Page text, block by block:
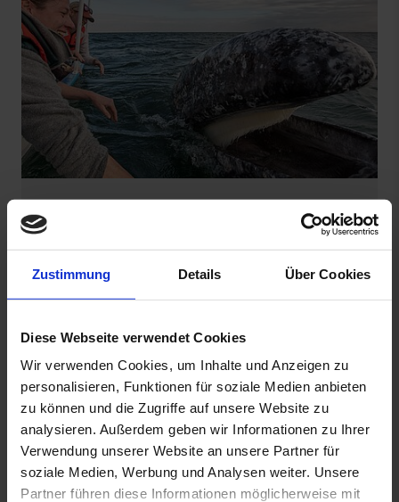
Zustimmung Details Über Cookies
Diese Webseite verwendet Cookies
Wir verwenden Cookies, um Inhalte und Anzeigen zu
personalisieren, Funktionen für soziale Medien anbieten
zu können und die Zugriffe auf unsere Website zu
analysieren. Außerdem geben wir Informationen zu Ihrer
Verwendung unserer Website an unsere Partner für
soziale Medien, Werbung und Analysen weiter. Unsere
Partner führen diese Informationen möglicherweise mit
Grauwal Interaktion San Ignacio Lagoon
Mexiko